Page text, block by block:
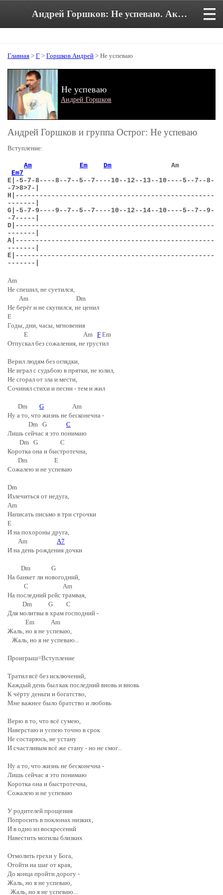
Андрей Горшков: Не успеваю. Аккорды и текст песни
Главная > Г > Горшков Андрей > Не успеваю
Не успеваю
Андрей Горшков
Андрей Горшков и группа Острог: Не успеваю
Вступление:
Am Em Dm Am
Em7
E |-5-7-8----8--7--5--7----10--12--13--10----5--7--8-
-7>8>7-|
H |--------------------------------------------------
-------|
G |-5-7-9----9--7--5--7----10--12--14--10----5--7--9-
-7-----|
D |--------------------------------------------------
-------|
A |--------------------------------------------------
-------|
E |--------------------------------------------------
-------|
Am
Не спешил, не суетился,
Am Dm
Не берёг и не скупился, не ценил
E
Годы, дни, часы, мгновения
E Am F Em
Отпускал без сожаления, не грустил
Верил людям без оглядки,
Не играл с судьбою в прятки, не юлил,
Не сгорал от зла и мести,
Сочинял стихи и песни - тем и жил
Dm G Am
Ну а то, что жизнь не бесконечна -
Dm G C
Лишь сейчас я это понимаю
Dm G C
Коротка она и быстротечна,
Dm E
Сожалею и не успеваю
Dm
Излечиться от недуга,
Am
Написать письмо в три строчки
E
И на похороны друга,
Am A7
И на день рождения дочки
Dm G
На банкет ли новогодний,
C Am
На последний рейс трамвая,
Dm G C
Для молитвы в храм господний -
Em Am
Жаль, но я не успеваю,
Жаль, но я не успеваю...
Проигрыш=Вступление
Тратил всё без исключений,
Каждый день был как последний вновь и вновь
К чёрту деньги и богатство,
Мне важнее было братство и любовь
Верю в то, что всё сумею,
Наверстаю и успею точно в срок
Не состарюсь, не устану
И счастливым всё же стану - но не смог...
Ну а то, что жизнь не бесконечна -
Лишь сейчас я это понимаю
Коротка она и быстротечна,
Сожалею и не успеваю
У родителей прощения
Попросить в поклонах низких,
И в одно из воскресений
Навестить могилы близких
Отмолить грехи у Бога,
Отойти на шаг от края,
До конца пройти дорогу -
Жаль, но я не успеваю,
Жаль, но я не успеваю...